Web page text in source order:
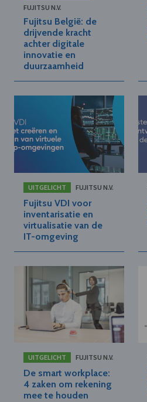
FUJITSU N.V.
Fujitsu België: de
drijvende kracht
achter digitale
innovatie en
duurzaamheid
UITGELICHT FUJITSU N.V.
Fujitsu VDI voor
inventarisatie en
virtualisatie van de
IT-omgeving
UITGELICHT FUJITSU N.V.
De smart workplace:
4 zaken om rekening
mee te houden